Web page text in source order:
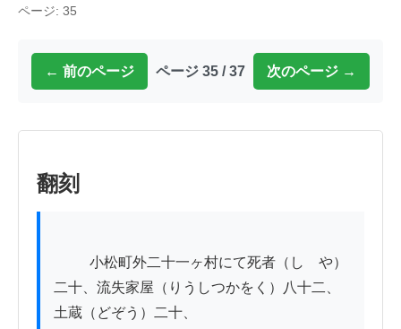
ページ: 35
← 前のページ ページ 35 / 37 次のページ →
翻刻
二十、流失家屋（りうしつかをく）八十二、
土蔵（どぞう）二十、